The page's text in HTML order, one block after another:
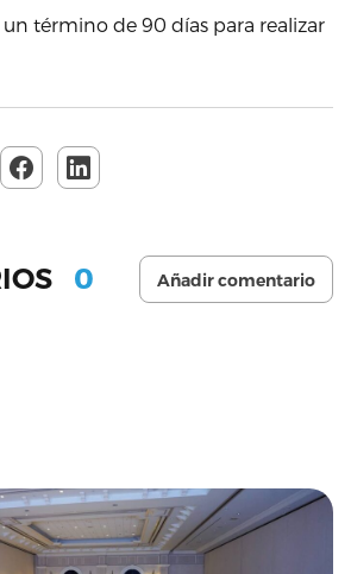
un término de 90 días para realizar
0 Añadir comentario